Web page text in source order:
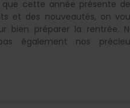
que cette année présente
et des nouveautés, on
bien préparer la rentrée.
également nos